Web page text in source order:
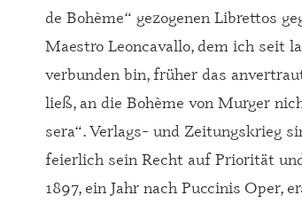
de Bohème“ gezogenen Librettos
Maestro Leoncavallo, dem ich seit
verbunden bin, früher das
ließ, an die Bohème von Murger
sera“. Verlags- und Zeitungskrieg
feierlich sein Recht auf Priorität
1897, ein Jahr nach Puccinis Oper,